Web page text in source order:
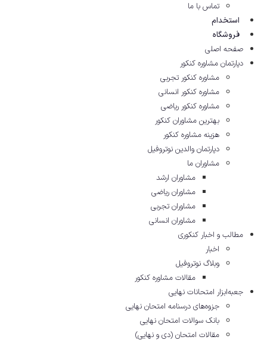
تماس با ما
استخدام
فروشگاه
صفحه اصلی
دپارتمان مشاوره کنکور
مشاوره کنکور تجربی
مشاوره کنکور انسانی
مشاوره کنکور ریاضی
بهترین مشاوران کنکور
هزینه مشاوره کنکور
دپارتمان والدین نوتروفیل
مشاوران ما
مشاوران ارشد
مشاوران ریاضی
مشاوران تجربی
مشاوران انسانی
مطالب و اخبار کنکوری
اخبار
وبلاگ نوتروفیل
مقالات مشاوره‌ کنکور
جعبه‌ابزار امتحانات نهایی
جزوه‌های درسنامه امتحان نهایی
بانک سوالات امتحان نهایی
مقالات امتحان (دی و نهایی)